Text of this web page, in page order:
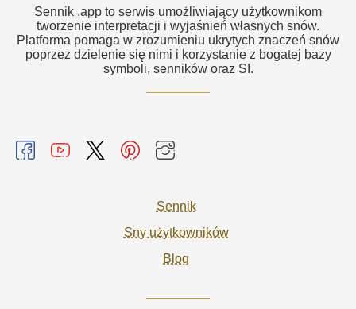
Sennik .app to serwis umożliwiający użytkownikom
tworzenie interpretacji i wyjaśnień własnych snów.
Platforma pomaga w zrozumieniu ukrytych znaczeń snów
poprzez dzielenie się nimi i korzystanie z bogatej bazy
symboli, senników oraz SI.
Sennik
Sny użytkowników
Blog